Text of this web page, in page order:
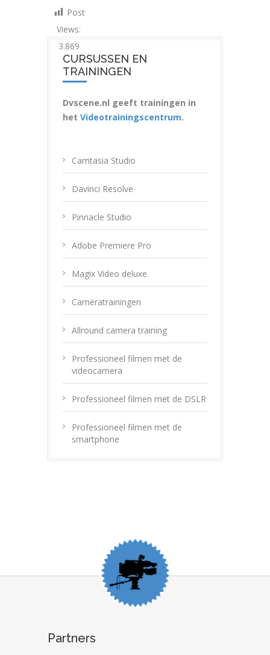
Post
Views:
3.869
CURSUSSEN EN
TRAININGEN
Dvscene.nl geeft trainingen in
het Videotrainingscentrum.
Camtasia Studio
Davinci Resolve
Pinnacle Studio
Adobe Premiere Pro
Magix Video deluxe
Cameratrainingen
Allround camera training
Professioneel filmen met de
videocamera
Professioneel filmen met de DSLR
Professioneel filmen met de
smartphone
Partners